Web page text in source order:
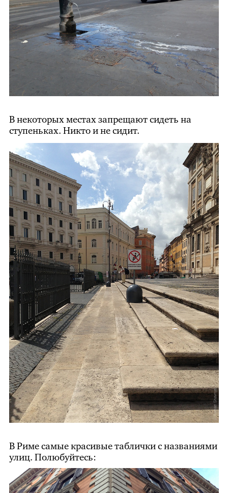
В некоторых местах запрещают сидеть на
ступеньках. Никто и не сидит.
В Риме самые красивые таблички с названиями
улиц. Полюбуйтесь: